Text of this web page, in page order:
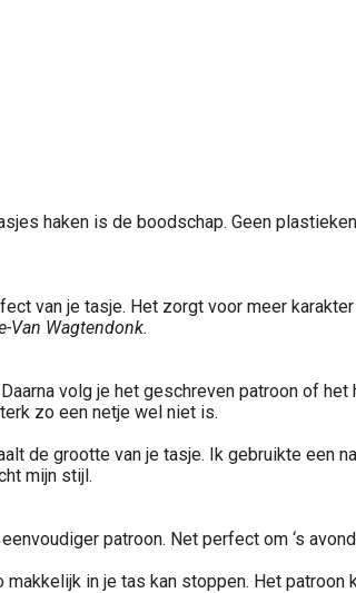
haken is de boodschap. Geen
van je tasje. Het zorgt voor meer
Van Wagtendonk.
volg je het geschreven patroon of
zo een netje wel niet is.
de grootte van je tasje. Ik gebruikte een
mijn stijl.
patroon. Net perfect om ‘s
in je tas kan stoppen. Het patroon